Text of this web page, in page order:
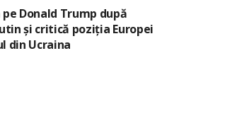
Donald Trump după
și critică poziția Europei
din Ucraina